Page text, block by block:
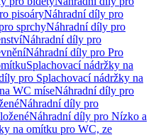
pisoáryNáhradní díly pro
sprchyNáhradní díly pro
Náhradní díly pro
Náhradní díly pro Pro
Splachovací nádržky na
pro Splachovací nádržky na
WC míseNáhradní díly pro
Náhradní díly pro
Náhradní díly pro Nízko a
na omítku pro WC, ze